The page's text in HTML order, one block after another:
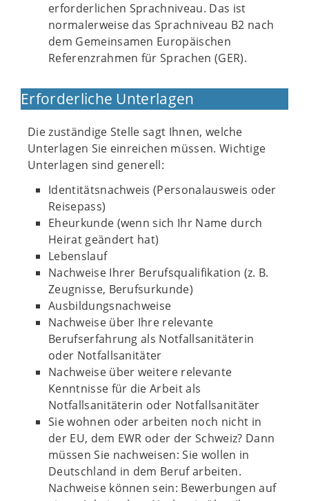
erforderlichen Sprachniveau. Das ist
normalerweise das Sprachniveau B2 nach
dem Gemeinsamen Europäischen
Referenzrahmen für Sprachen (GER).
Erforderliche Unterlagen
Die zuständige Stelle sagt Ihnen, welche
Unterlagen Sie einreichen müssen. Wichtige
Unterlagen sind generell:
Identitätsnachweis (Personalausweis oder
Reisepass)
Eheurkunde (wenn sich Ihr Name durch
Heirat geändert hat)
Lebenslauf
Nachweise Ihrer Berufsqualifikation (z. B.
Zeugnisse, Berufsurkunde)
Ausbildungsnachweise
Nachweise über Ihre relevante
Berufserfahrung als Notfallsanitäterin
oder Notfallsanitäter
Nachweise über weitere relevante
Kenntnisse für die Arbeit als
Notfallsanitäterin oder Notfallsanitäter
Sie wohnen oder arbeiten noch nicht in
der EU, dem EWR oder der Schweiz? Dann
müssen Sie nachweisen: Sie wollen in
Deutschland in dem Beruf arbeiten.
Nachweise können sein: Bewerbungen auf